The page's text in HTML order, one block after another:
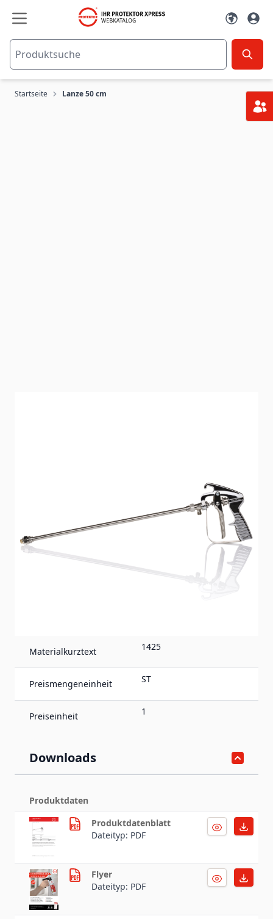
Zum Inhalt springen
Startseite Lanze 50 cm
Decken. Schnelle und stufenlose Einstellung der
1425
Materialkurztext 1425
Preismengeneinheit ST
Preiseinheit 1
Downloads
Produktdaten
Produktdatenblatt
Dateityp: PDF
Flyer
Dateityp: PDF